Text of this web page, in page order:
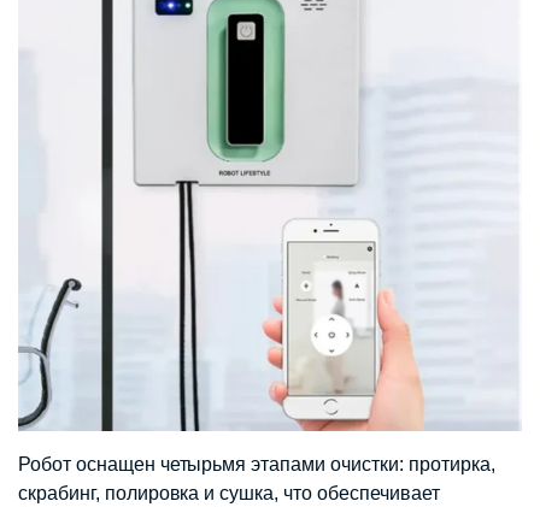
Робот оснащен четырьмя этапами очистки: протирка,
скрабинг, полировка и сушка, что обеспечивает